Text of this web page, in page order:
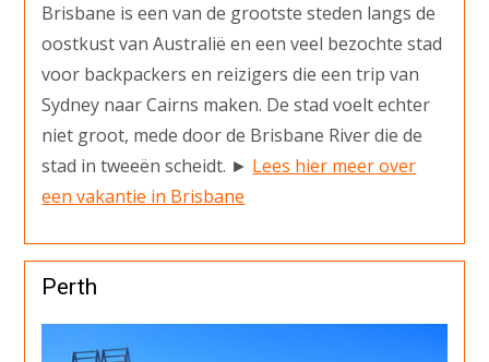
Brisbane is een van de grootste steden langs de
oostkust van Australië en een veel bezochte stad
voor backpackers en reizigers die een trip van
Sydney naar Cairns maken. De stad voelt echter
niet groot, mede door de Brisbane River die de
stad in tweeën scheidt. ► Lees hier meer over
een vakantie in Brisbane
Perth